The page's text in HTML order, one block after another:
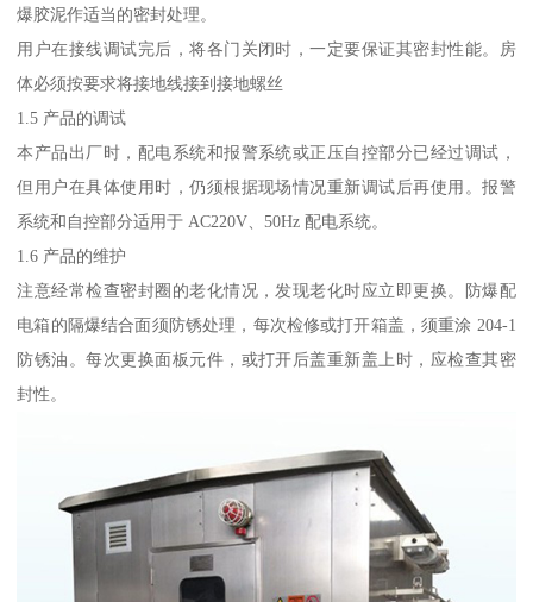
爆胶泥作适当的密封处理。
用户在接线调试完后，将各门关闭时，一定要保证其密封性能。房
体必须按要求将接地线接到接地螺丝
1.5 产品的调试
本产品出厂时，配电系统和报警系统或正压自控部分已经过调试，
但用户在具体使用时，仍须根据现场情况重新调试后再使用。报警
系统和自控部分适用于 AC220V、50Hz 配电系统。
1.6 产品的维护
注意经常检查密封圈的老化情况，发现老化时应立即更换。防爆配
电箱的隔爆结合面须防锈处理，每次检修或打开箱盖，须重涂 204-1
防锈油。每次更换面板元件，或打开后盖重新盖上时，应检查其密
封性。